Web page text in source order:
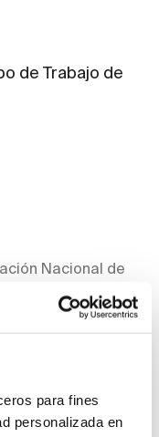
para fines
personalizada en
de Trabajo de
Nacional de
de Trabajo
de sus asociados
de Trabajo de
e Inspección
forma parte
elevadoras,